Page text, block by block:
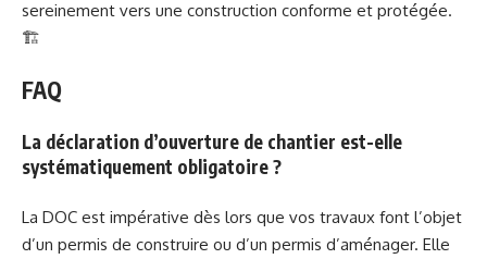
sereinement vers une construction conforme et protégée.
🏗️
FAQ
La déclaration d’ouverture de chantier est-elle
systématiquement obligatoire ?
La DOC est impérative dès lors que vos travaux font l’objet
d’un permis de construire ou d’un permis d’aménager. Elle